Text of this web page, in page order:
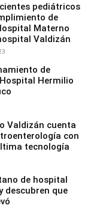
pediátricos
de
Materno
Valdizán
de
Hermilio
Valdizán cuenta
con
tecnología
de hospital
descubren que